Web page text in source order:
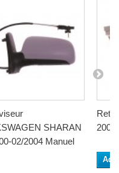
SHARAN
02/2004 Manuel